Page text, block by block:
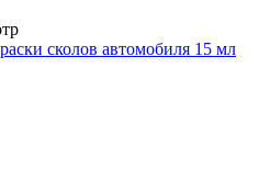
сколов автомобиля 15 мл